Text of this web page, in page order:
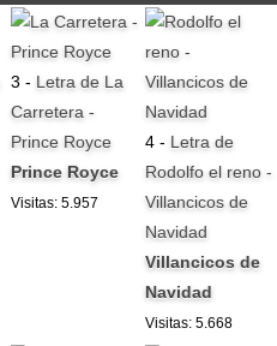
3 - Letra de La
Carretera -
Prince Royce
Prince Royce
Visitas: 5.957
4 - Letra de
Rodolfo el reno -
Villancicos de
Navidad
Villancicos de
Navidad
Visitas: 5.668